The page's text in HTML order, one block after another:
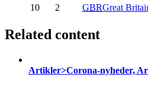
10
2 GBRGreat
Related content
Artikler>Corona-nyheder,